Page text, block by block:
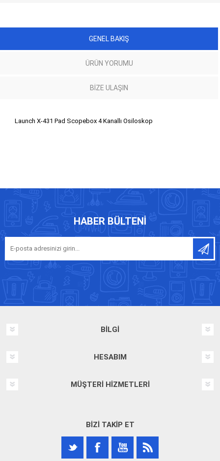
GENEL BAKIŞ
ÜRÜN YORUMU
BIZE ULAŞIN
Launch X-431 Pad Scopebox 4 Kanallı Osiloskop
HABER BÜLTENI
BILGI
HESABIM
MÜŞTERI HIZMETLERI
BIZI TAKIP ET